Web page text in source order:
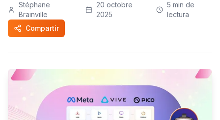
Stéphane
Brainville
20 octobre
2025
5 min de
lectura
Compartir